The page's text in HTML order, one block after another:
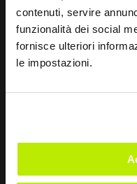
contenuti, servire
funzionalità dei social
fornisce ulteriori
le impostazioni.
KIT DE CONNEXION